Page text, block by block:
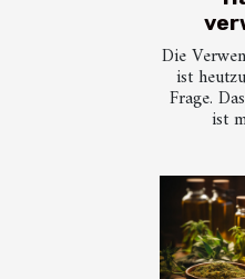
Die
ist
Frage.
ist